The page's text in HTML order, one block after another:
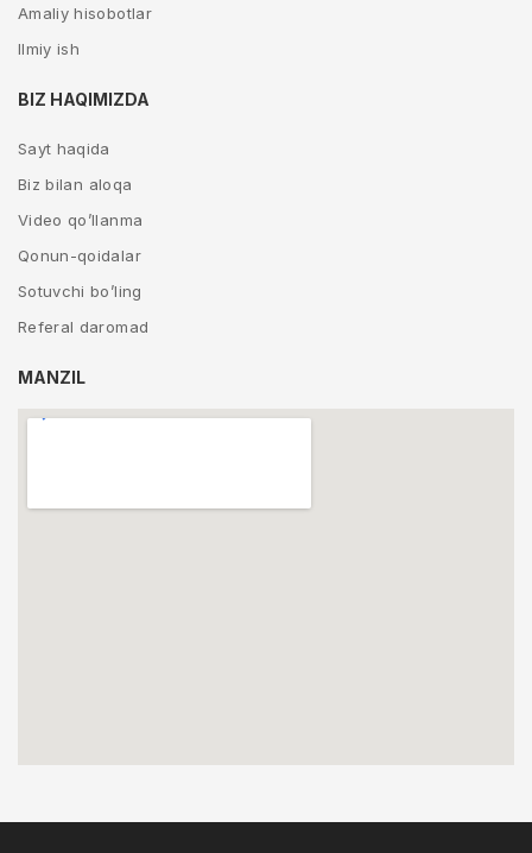
Amaliy hisobotlar
Ilmiy ish
BIZ HAQIMIZDA
Sayt haqida
Biz bilan aloqa
Video qo’llanma
Qonun-qoidalar
Sotuvchi bo’ling
Referal daromad
MANZIL